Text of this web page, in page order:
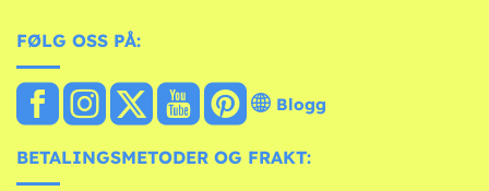
FØLG OSS PÅ:
Blogg
BETALINGSMETODER OG FRAKT: